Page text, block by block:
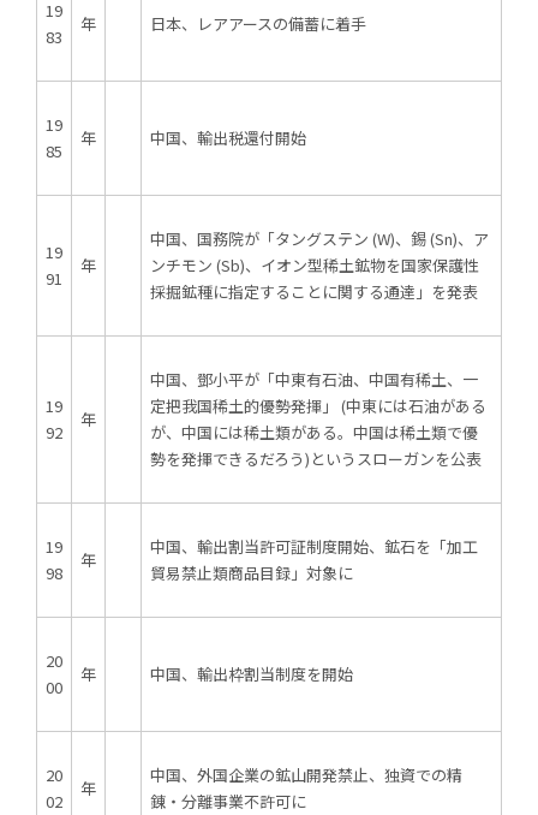
19
83
年 日本、レアアースの備蓄に着手
19
85
年 中国、輸出税還付開始
19
91
年
中国、国務院が「タングステン (W)、錫 (Sn)、ア
ンチモン (Sb)、イオン型稀土鉱物を国家保護性
採掘鉱種に指定することに関する通達」を発表
19
92
年
中国、鄧小平が「中東有石油、中国有稀土、一
定把我国稀土的優勢発揮」 (中東には石油がある
が、中国には稀土類がある。中国は稀土類で優
勢を発揮できるだろう)というスローガンを公表
19
98
年
中国、輸出割当許可証制度開始、鉱石を「加工
貿易禁止類商品目録」対象に
20
00
年 中国、輸出枠割当制度を開始
20
02
年
中国、外国企業の鉱山開発禁止、独資での精
錬・分離事業不許可に